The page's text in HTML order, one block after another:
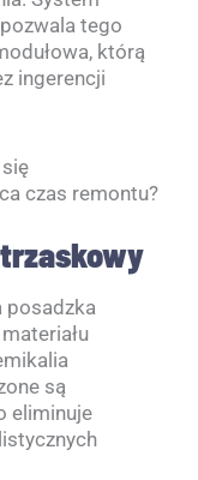
tego
którą
ingerencji
czas remontu?
posadzka
są
eliminuje